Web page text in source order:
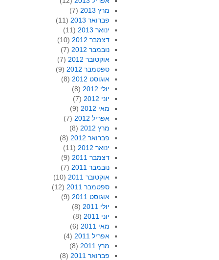
מרץ 2013
(7)
פברואר 2013
(11)
ינואר 2013
(11)
דצמבר 2012
(10)
נובמבר 2012
(7)
אוקטובר 2012
(7)
ספטמבר 2012
(9)
אוגוסט 2012
(8)
יולי 2012
(8)
יוני 2012
(7)
מאי 2012
(9)
אפריל 2012
(7)
מרץ 2012
(8)
פברואר 2012
(8)
ינואר 2012
(11)
דצמבר 2011
(9)
נובמבר 2011
(7)
אוקטובר 2011
(10)
ספטמבר 2011
(12)
אוגוסט 2011
(9)
יולי 2011
(8)
יוני 2011
(8)
מאי 2011
(6)
אפריל 2011
(4)
מרץ 2011
(8)
פברואר 2011
(8)